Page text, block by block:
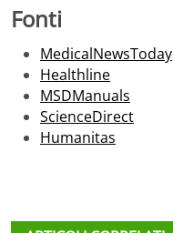
Fonti
MedicalNewsToday
Healthline
MSDManuals
ScienceDirect
Humanitas